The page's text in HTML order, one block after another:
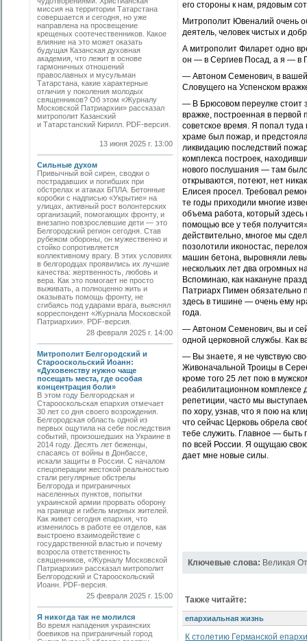
миссия на территории Татарстана
совершается и сегодня, но уже
направлена на просвещение
крещеных соотечественников. Какое
влияние на это может оказать
будущая Казанская духовная
академия, что лежит в основе
гармоничных отношений
православных и мусульман
Татарстана, какие характерные
отличия у поколения молодых
священников? Об этом «Журналу
Московской Патриархии» рассказал
митрополит Казанский
и Татарстанский Кирилл. PDF-версия.
13 июня 2025 г. 13:00
Сильные духом
Привычный вой сирен, сводки о
пострадавших и погибших при
обстрелах и атаках БПЛА. Бетонные
коробки с надписью «Укрытие» на
улицах, активный рост волонтерских
организаций, помогающих фронту, и
внезапно повзрослевшие дети — это
Белгородский регион сегодня. Став
рубежом обороны, он мужественно и
стойко сопротивляется
коллективному врагу. В этих условиях
в белгородцах проявились их лучшие
качества: жертвенность, любовь и
вера. Как это помогает не просто
выживать, а полноценно жить и
оказывать помощь фронту, не
сгибаясь под ударами врага, выяснял
корреспондент «Журнала Московской
Патриархии». PDF-версия.
28 февраля 2025 г. 14:00
Митрополит Белгородский и
Старооскольский Иоанн:
«Духовенству нужно чаще
посещать места, где особая
концентрация боли»
В этом году Белгородская и
Старооскольская епархия отмечает
30 лет со дня своего возрождения.
Белгородская область одной из
первых ощутила на себе последствия
событий, произошедших на Украине в
2014 году. Десять лет беженцы,
спасаясь от войны в Донбассе,
искали защиты в России. С началом
спецоперации жестокой реальностью
стали регулярные обстрелы
Белгорода и приграничных
населенных пунктов, попытки
украинской армии прорвать оборону
на границе и гибель мирных жителей.
Как живет сегодня епархия, что
изменилось в работе ее отделов, как
выстроено взаимодействие с
государственной властью и почему
возросла ответственность
священников, «Журналу Московской
Патриархии» рассказал митрополит
Белгородский и Старооскольский
Иоанн. PDF-версия.
25 февраля 2025 г. 15:00
Я никогда так не молился
Во время нападения украинских
боевиков на приграничный город
его стороны к нам, рядовым
Митрополит Ювеналий очень
деятель, человек чистых и
А митрополит Филарет одно
он — в Сергиев Посад, а я — в
— Автоном Семенович, в
Словущего на Успенском
— В Брюсовом переулке стоит
вражке, построенная в первой
советское время. Я попал
храме был пожар, и
ликвидацию последствий
комплекса построек,
нового послушания — там
открываются, потеют, нет
Елисея просел. Требовал
те годы приходили многие
объема работа, который
помощью все у тебя
действительно, многое мы
позолотили иконостас,
машин бетона, выровняли
нескольких лет два огромных
Вспоминаю, как накануне
Патриарх Пимен обязательно
здесь в тишине — очень ему
года.
— Автоном Семенович, вы и
одной церковной службы. Как
— Вы знаете, я не чувствую
Живоначальной Троицы в
кроме того 25 лет пою в
реабилитационном комплексе
репетиции, часто мы
по хору, узнав, что я пою на
что сейчас Церковь обрела
тебе служить. Главное — быть
по всей России. Я ощущаю
дает мне новые силы.
Ключевые слова: Великая
Также читайте:
епархиальная жизнь
К столетию Германской